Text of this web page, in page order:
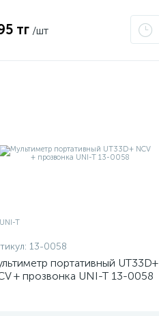
тг /шт
13-0058
портативный UT33D+
+ прозвонка UNI-T 13-0058